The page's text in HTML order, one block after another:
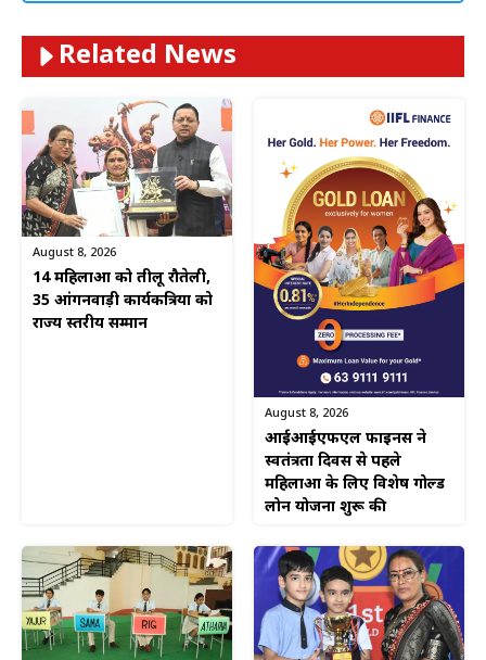
Related News
August 8, 2026
14 महिलाओं को तीलू रौतेली,
35 आंगनवाड़ी कार्यकत्रियों को
राज्य स्तरीय सम्मान
August 8, 2026
आईआईएफएल फाइनेंस ने
स्वतंत्रता दिवस से पहले
महिलाओं के लिए विशेष गोल्ड
लोन योजना शुरू की